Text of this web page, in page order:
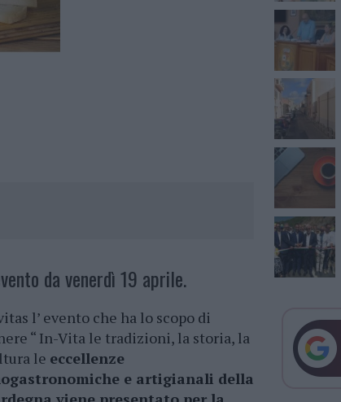
da venerdì 19 aprile.
l’ evento che ha lo scopo di
“ In-Vita le tradizioni, la storia, la
le eccellenze
e artigianali della